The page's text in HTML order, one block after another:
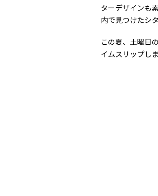
ターデザインも
内で見つけたシ
この夏、土曜日
イムスリップし